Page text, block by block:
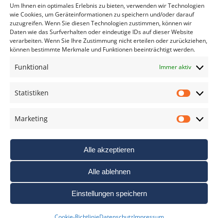
Um Ihnen ein optimales Erlebnis zu bieten, verwenden wir Technologien
wie Cookies, um Geräteinformationen zu speichern und/oder darauf
zuzugreifen. Wenn Sie diesen Technologien zustimmen, können wir
Daten wie das Surfverhalten oder eindeutige IDs auf dieser Website
verarbeiten. Wenn Sie Ihre Zustimmung nicht erteilen oder zurückziehen,
können bestimmte Merkmale und Funktionen beeinträchtigt werden.
Funktional Immer aktiv
Statistiken
Marketing
Alle akzeptieren
Alle ablehnen
Einstellungen speichern
*